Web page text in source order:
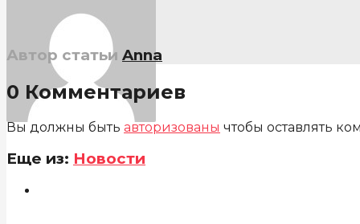
Автор статьи Anna
0 Комментариев
Вы должны быть авторизованы чтобы оставлять
Еще из: Новости